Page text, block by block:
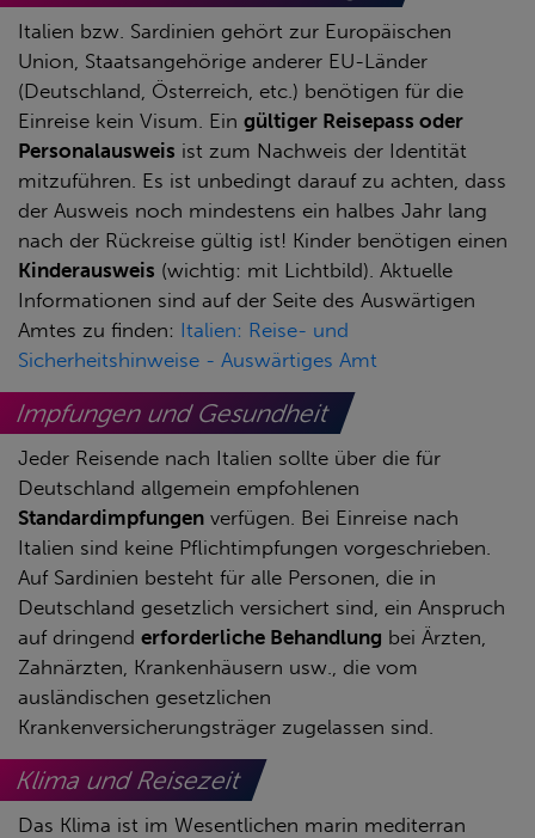
Italien bzw. Sardinien gehört zur Europäischen
Union, Staatsangehörige anderer EU-Länder
(Deutschland, Österreich, etc.) benötigen für die
Einreise kein Visum. Ein gültiger Reisepass oder
Personalausweis ist zum Nachweis der Identität
mitzuführen. Es ist unbedingt darauf zu achten, dass
der Ausweis noch mindestens ein halbes Jahr lang
nach der Rückreise gültig ist! Kinder benötigen einen
Kinderausweis (wichtig: mit Lichtbild). Aktuelle
Informationen sind auf der Seite des Auswärtigen
Amtes zu finden: Italien: Reise- und
Sicherheitshinweise - Auswärtiges Amt
Impfungen und Gesundheit
Jeder Reisende nach Italien sollte über die für
Deutschland allgemein empfohlenen
Standardimpfungen verfügen. Bei Einreise nach
Italien sind keine Pflichtimpfungen vorgeschrieben.
Auf Sardinien besteht für alle Personen, die in
Deutschland gesetzlich versichert sind, ein Anspruch
auf dringend erforderliche Behandlung bei Ärzten,
Zahnärzten, Krankenhäusern usw., die vom
ausländischen gesetzlichen
Krankenversicherungsträger zugelassen sind.
Klima und Reisezeit
Das Klima ist im Wesentlichen marin mediterran